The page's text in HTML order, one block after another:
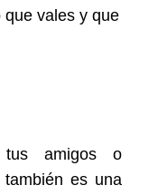
vales y que
tus amigos o
también es una